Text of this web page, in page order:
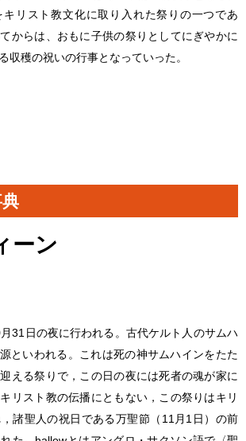
リスト教文化に取り入れた祭りの一つであ
からは、おもに子供の祭りとしてにぎやかに
収穫の祝いの行事となっていった。
ーン
31日の夜に行われる。古代ケルト人のサムハ
といわれる。これは死の神サムハインをたた
える祭りで，この日の夜には死者の魂が家に
リスト教の伝播にともない，この祭りはキリ
諸聖人の祝日である万聖節（11月1日）の前